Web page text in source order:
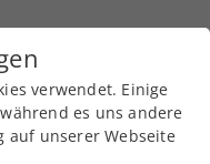
verwendet. Einige
es uns andere
auf unserer Webseite